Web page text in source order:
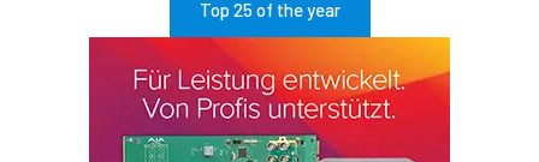
Top 25 of the year